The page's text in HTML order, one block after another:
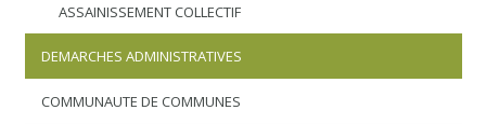
ASSAINISSEMENT COLLECTIF
DEMARCHES ADMINISTRATIVES
COMMUNAUTE DE COMMUNES